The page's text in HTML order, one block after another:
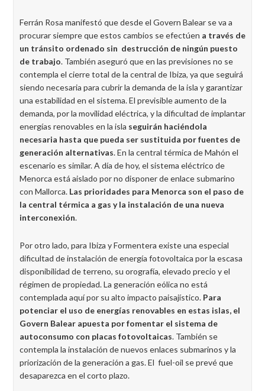
Ferrán Rosa manifestó que desde el Govern Balear se va a
procurar siempre que estos cambios se efectúen a través de
un tránsito ordenado sin destrucción de ningún puesto
de trabajo. También aseguró que en las previsiones no se
contempla el cierre total de la central de Ibiza, ya que seguirá
siendo necesaria para cubrir la demanda de la isla y garantizar
una estabilidad en el sistema. El previsible aumento de la
demanda, por la movilidad eléctrica, y la dificultad de implantar
energías renovables en la isla seguirán haciéndola
necesaria hasta que pueda ser sustituida por fuentes de
generación alternativas. En la central térmica de Mahón el
escenario es similar. A día de hoy, el sistema eléctrico de
Menorca está aislado por no disponer de enlace submarino
con Mallorca. Las prioridades para Menorca son el paso de
la central térmica a gas y la instalación de una nueva
interconexión.
Por otro lado, para Ibiza y Formentera existe una especial
dificultad de instalación de energía fotovoltaica por la escasa
disponibilidad de terreno, su orografía, elevado precio y el
régimen de propiedad. La generación eólica no está
contemplada aquí por su alto impacto paisajístico. Para
potenciar el uso de energías renovables en estas islas, el
Govern Balear apuesta por fomentar el sistema de
autoconsumo con placas fotovoltaicas. También se
contempla la instalación de nuevos enlaces submarinos y la
priorización de la generación a gas. El fuel-oil se prevé que
desaparezca en el corto plazo.